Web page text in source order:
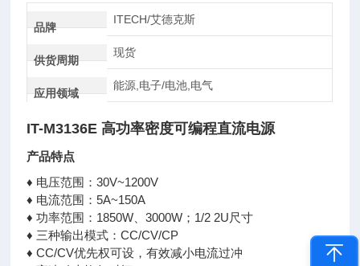
品牌
ITECH/艾德克斯
供货周期
现货
应用领域
能源,电子/电池,电气
IT-M3136E 高功率密度可编程直流电源
产品特点
♦ 电压范围：30V~1200V
♦ 电流范围：5A~150A
♦ 功率范围：1850W、3000W；1/2 2U尺寸
♦ 三种输出模式：CC/CV/CP
♦ CC/CV优先权可设，有效减小电流过冲